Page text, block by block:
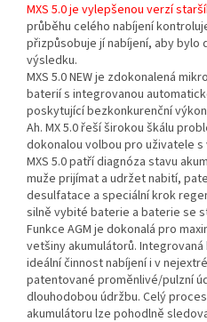
MXS 5.0 je vylepšenou verzí
průběhu celého nabíjení
přizpůsobuje jí nabíjení, aby bylo
výsledku.
MXS 5.0 NEW je zdokonalená
baterií s integrovanou
poskytující bezkonkurenční
Ah. MX 5.0 řeší širokou škálu
dokonalou volbou pro uživatele
MXS 5.0 patří diagnóza stavu
muže prijímat a udržet nabití,
desulfatace a speciální krok
silně vybité baterie a baterie se
Funkce AGM je dokonalá pro
vetšiny akumulátorů.
ideální činnost nabíjení i v
patentované proměnlivé/pulzní
dlouhodobou údržbu. Celý
akumulátoru lze pohodlně